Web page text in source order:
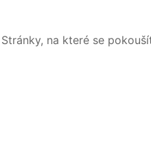
Stránky, na které se